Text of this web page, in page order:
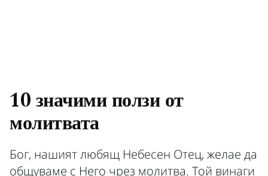
10 значими ползи от
молитвата
Бог, нашият любящ Небесен Отец, желае да
общуваме с Него чрез молитва. Той винаги